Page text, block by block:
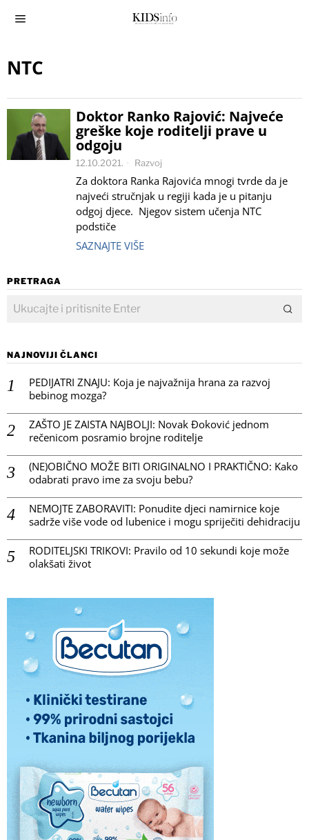
NTC
Doktor Ranko Rajović: Najveće
greške koje roditelji prave u
odgoju
12.10.2021. Razvoj
Za doktora Ranka Rajovića mnogi tvrde da je
najveći stručnjak u regiji kada je u pitanju
odgoj djece. Njegov sistem učenja NTC
podstiče
SAZNAJTE VIŠE
PRETRAGA
NAJNOVIJI ČLANCI
PEDIJATRI ZNAJU: Koja je najvažnija hrana za razvoj
bebinog mozga?
ZAŠTO JE ZAISTA NAJBOLJI: Novak Đoković jednom
rečenicom posramio brojne roditelje
(NE)OBIČNO MOŽE BITI ORIGINALNO I PRAKTIČNO: Kako
odabrati pravo ime za svoju bebu?
NEMOJTE ZABORAVITI: Ponudite djeci namirnice koje
sadrže više vode od lubenice i mogu spriječiti dehidraciju
RODITELJSKI TRIKOVI: Pravilo od 10 sekundi koje može
olakšati život